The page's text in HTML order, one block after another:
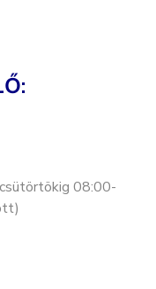
08:00-